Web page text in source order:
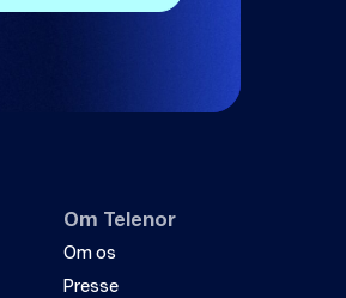
Om Telenor
Om os
Presse